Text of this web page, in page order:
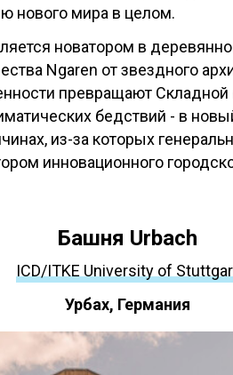
нового мира в целом.
новатором в
Ngaren от звездного
превращают
бедствий - в
из-за которых
инновационного
Башня Urbach
ICD/ITKE University of
Урбах, Германия